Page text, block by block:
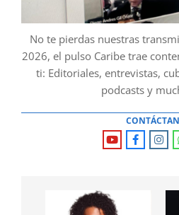
No te pierdas nuestras
2026, el pulso Caribe trae
ti: Editoriales, entrevistas,
podcasts y